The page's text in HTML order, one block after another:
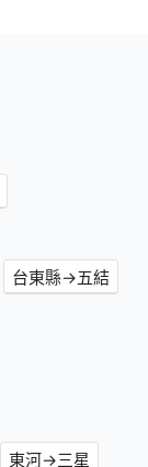
台東縣→五結
東河→三星